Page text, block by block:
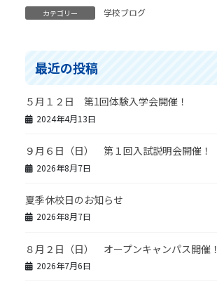
カテゴリー 学校ブログ
最近の投稿
５月１２日 第1回体験入学会開催！
2024年4月13日
９月６日（日） 第１回入試説明会開催！
2026年8月7日
夏季休校日のお知らせ
2026年8月7日
８月２日（日） オープンキャンパス開催！
2026年7月6日